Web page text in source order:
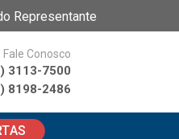
Representante
Fale Conosco
3113-7500
8198-2486